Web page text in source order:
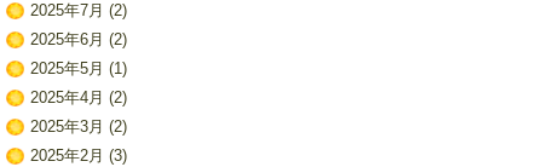
2025年7月 (2)
2025年6月 (2)
2025年5月 (1)
2025年4月 (2)
2025年3月 (2)
2025年2月 (3)